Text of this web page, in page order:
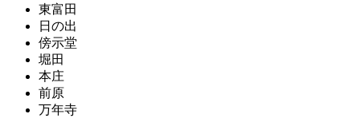
東富田
日の出
傍示堂
堀田
本庄
前原
万年寺